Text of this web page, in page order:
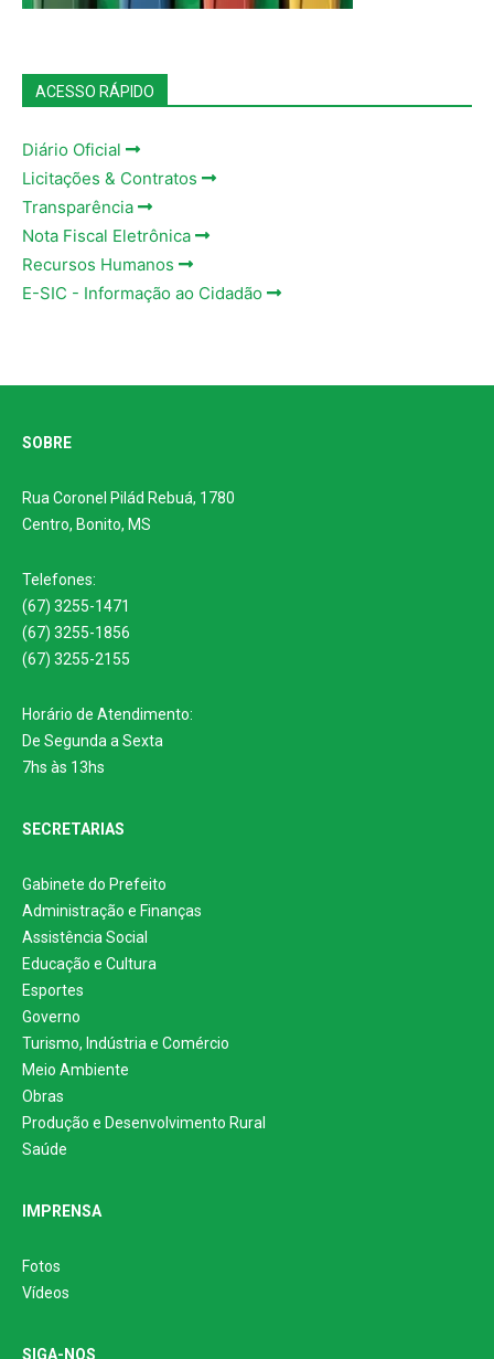
ACESSO RÁPIDO
Diário Oficial
Licitações & Contratos
Transparência
Nota Fiscal Eletrônica
Recursos Humanos
E-SIC - Informação ao Cidadão
SOBRE
Rua Coronel Pilád Rebuá, 1780
Centro, Bonito, MS
Telefones:
(67) 3255-1471
(67) 3255-1856
(67) 3255-2155
Horário de Atendimento:
De Segunda a Sexta
7hs às 13hs
SECRETARIAS
Gabinete do Prefeito
Administração e Finanças
Assistência Social
Educação e Cultura
Esportes
Governo
Turismo, Indústria e Comércio
Meio Ambiente
Obras
Produção e Desenvolvimento Rural
Saúde
IMPRENSA
Fotos
Vídeos
SIGA-NOS